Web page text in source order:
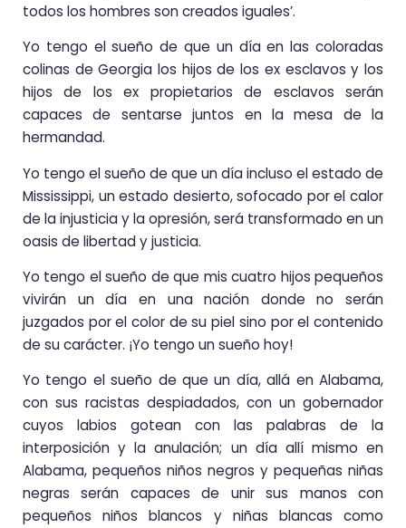
todos los hombres son creados iguales’.
Yo tengo el sueño de que un día en las coloradas
colinas de Georgia los hijos de los ex esclavos y los
hijos de los ex propietarios de esclavos serán
capaces de sentarse juntos en la mesa de la
hermandad.
Yo tengo el sueño de que un día incluso el estado de
Mississippi, un estado desierto, sofocado por el calor
de la injusticia y la opresión, será transformado en un
oasis de libertad y justicia.
Yo tengo el sueño de que mis cuatro hijos pequeños
vivirán un día en una nación donde no serán
juzgados por el color de su piel sino por el contenido
de su carácter. ¡Yo tengo un sueño hoy!
Yo tengo el sueño de que un día, allá en Alabama,
con sus racistas despiadados, con un gobernador
cuyos labios gotean con las palabras de la
interposición y la anulación; un día allí mismo en
Alabama, pequeños niños negros y pequeñas niñas
negras serán capaces de unir sus manos con
pequeños niños blancos y niñas blancas como